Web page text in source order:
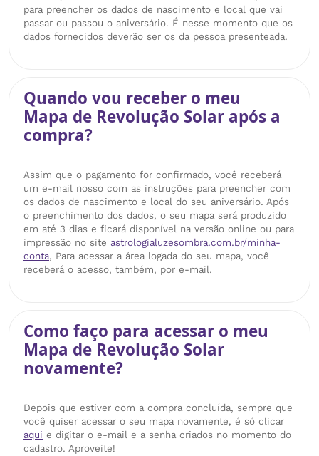
para preencher os dados de nascimento e local que vai
passar ou passou o aniversário. É nesse momento que os
dados fornecidos deverão ser os da pessoa presenteada.
Quando vou receber o meu
Mapa de Revolução Solar após a
compra?
Assim que o pagamento for confirmado, você receberá
um e-mail nosso com as instruções para preencher com
os dados de nascimento e local do seu aniversário. Após
o preenchimento dos dados, o seu mapa será produzido
em até 3 dias e ficará disponível na versão online ou para
impressão no site astrologialuzesombra.com.br/minha-
conta, Para acessar a área logada do seu mapa, você
receberá o acesso, também, por e-mail.
Como faço para acessar o meu
Mapa de Revolução Solar
novamente?
Depois que estiver com a compra concluída, sempre que
você quiser acessar o seu mapa novamente, é só clicar
aqui e digitar o e-mail e a senha criados no momento do
cadastro. Aproveite!